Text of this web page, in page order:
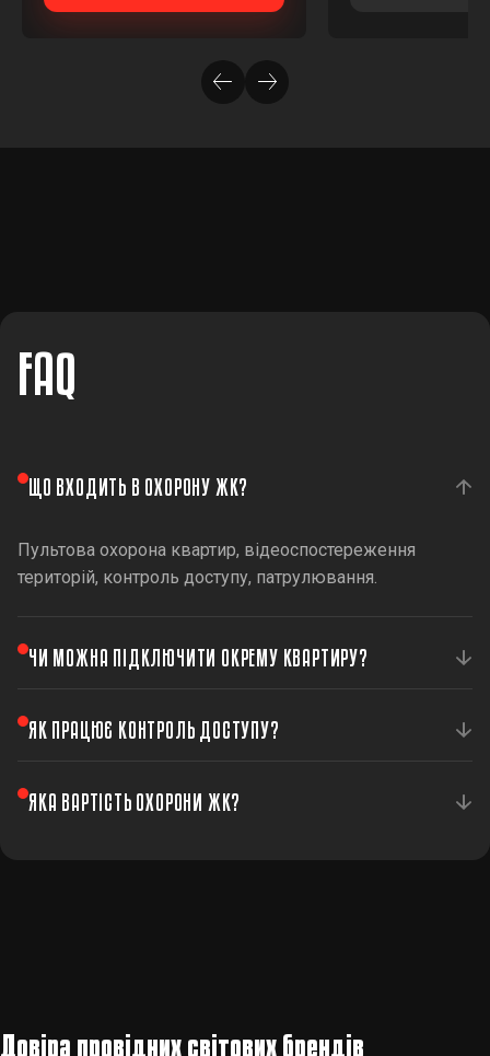
FAQ
ЩО ВХОДИТЬ В ОХОРОНУ ЖК?
Пультова охорона квартир, відеоспостереження
територій, контроль доступу, патрулювання.
ЧИ МОЖНА ПІДКЛЮЧИТИ ОКРЕМУ КВАРТИРУ?
Так, ми підключаємо як увесь комплекс, так і окремі
квартири.
ЯК ПРАЦЮЄ КОНТРОЛЬ ДОСТУПУ?
Система СКУД контролює вхід на територію за
ЯКА ВАРТІСТЬ ОХОРОНИ ЖК?
Довіра провідних світових брендів